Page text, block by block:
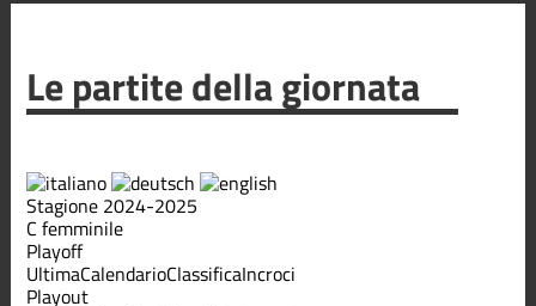
Le partite della giornata
Stagione 2024-2025
C femminile
Playoff
UltimaCalendarioClassificaIncroci
Playout